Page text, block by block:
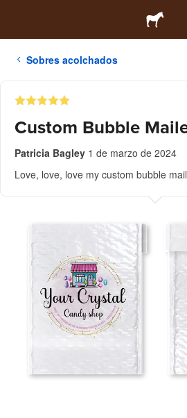
Sobres acolchados
Custom Bubble
Patricia Bagley 1 de marzo de 2024
Love, love, love my custom bubble